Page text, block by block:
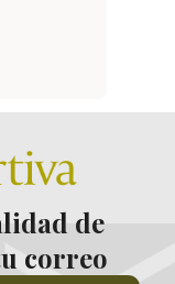
de
correo